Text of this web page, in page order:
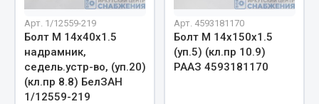
Кольца уплотнительные
Лента конвейерная
Манжеты
Паронит
Патрубки
Арт. 1/12559-219
Болт М 14х40х1.5
надрамник,
седель.устр-во, (уп.20)
(кл.пр 8.8) БелЗАН
1/12559-219
Арт. 4593181170
Болт М 14х150х1.5
(уп.5) (кл.пр 10.9)
РААЗ 4593181170